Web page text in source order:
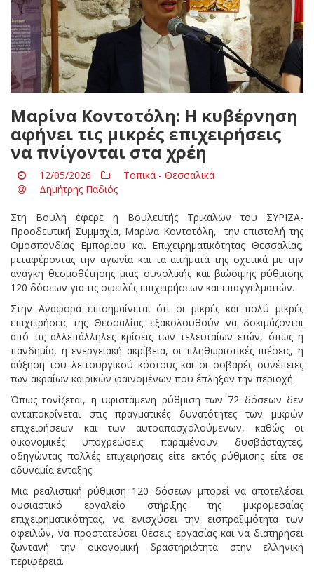
Μαρίνα Κοντοτόλη: Η κυβέρνηση
αφήνει τις μικρές επιχειρήσεις
να πνίγονται στα χρέη
12/05/2026
Τοπικά - Θεσσαλικά
Δημήτρης Παδιός
Στη Βουλή έφερε η Βουλευτής Τρικάλων του ΣΥΡΙΖΑ-
Προοδευτική Συμμαχία, Μαρίνα Κοντοτόλη, την επιστολή της
Ομοσπονδίας Εμπορίου και Επιχειρηματικότητας Θεσσαλίας,
μεταφέροντας την αγωνία και τα αιτήματά της σχετικά με την
ανάγκη θεσμοθέτησης μιας συνολικής και βιώσιμης ρύθμισης
120 δόσεων για τις οφειλές επιχειρήσεων και επαγγελματιών.
Στην Αναφορά επισημαίνεται ότι οι μικρές και πολύ μικρές
επιχειρήσεις της Θεσσαλίας εξακολουθούν να δοκιμάζονται
από τις αλλεπάλληλες κρίσεις των τελευταίων ετών, όπως η
πανδημία, η ενεργειακή ακρίβεια, οι πληθωριστικές πιέσεις, η
αύξηση του λειτουργικού κόστους και οι σοβαρές συνέπειες
των ακραίων καιρικών φαινομένων που έπληξαν την περιοχή.
Όπως τονίζεται, η υφιστάμενη ρύθμιση των 72 δόσεων δεν
ανταποκρίνεται στις πραγματικές δυνατότητες των μικρών
επιχειρήσεων και των αυτοαπασχολούμενων, καθώς οι
οικονομικές υποχρεώσεις παραμένουν δυσβάσταχτες,
οδηγώντας πολλές επιχειρήσεις είτε εκτός ρύθμισης είτε σε
αδυναμία ένταξης.
Μια ρεαλιστική ρύθμιση 120 δόσεων μπορεί να αποτελέσει
ουσιαστικό εργαλείο στήριξης της μικρομεσαίας
επιχειρηματικότητας, να ενισχύσει την εισπραξιμότητα των
οφειλών, να προστατεύσει θέσεις εργασίας και να διατηρήσει
ζωντανή την οικονομική δραστηριότητα στην ελληνική
περιφέρεια.